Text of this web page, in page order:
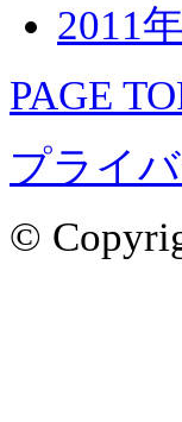
2011
PAGE
プライ
©